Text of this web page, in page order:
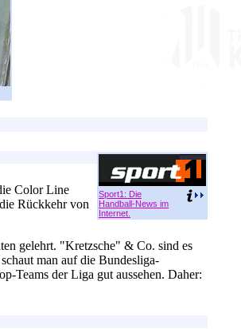
Sport1: Die
Handball-News im
Internet.
Color Line
Rückkehr von
gelehrt. "Kretzsche" & Co. sind es
man auf die Bundesliga-
Teams der Liga gut aussehen. Daher: